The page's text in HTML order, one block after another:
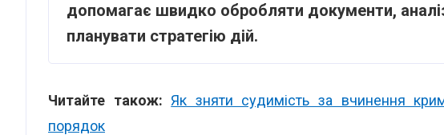
допомагає швидко обробляти документи,
планувати стратегію дій.
Читайте також: Як зняти судимість за вчинення
порядок